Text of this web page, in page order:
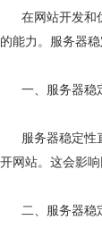
在网站开发和优
的能力。服务器
一、服务器稳
服务器稳定性直
开网站。这会影
二、服务器稳